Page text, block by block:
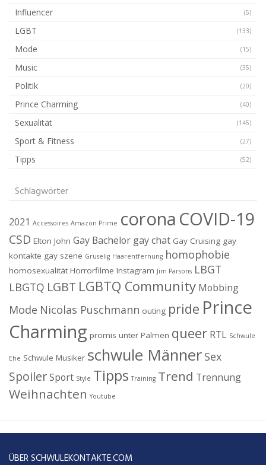
Influencer (5)
LGBT (133)
Mode (15)
Music (35)
Politik (20)
Prince Charming (40)
Sexualität (145)
Sport & Fitness (27)
Tipps (52)
Schlagwörter
2021 Accessoires Amazon Prime corona COVID-19
CSD Elton John Gay Bachelor gay chat Gay Cruising gay
kontakte gay szene Gruselig Haarentfernung homophobie
homosexualität Horrorfilme Instagram Jim Parsons LBGT
LBGTQ LGBT LGBTQ Community Mobbing
Mode Nicolas Puschmann outing pride Prince
Charming promis unter Palmen queer RTL Schwule
Ehe Schwule Musiker schwule Männer Sex
SpoilerSport Style Tipps Training Trend Trennung
Weihnachten Youtube
ÜBER SCHWULEKONTAKTE.COM